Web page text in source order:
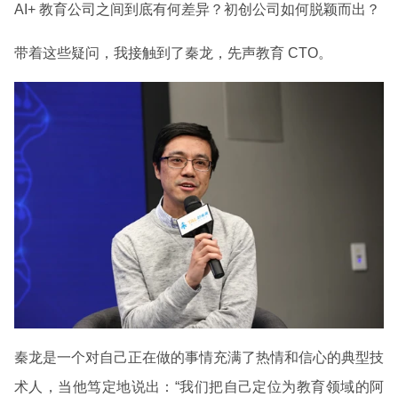
AI+ 教育公司之间到底有何差异？初创公司如何脱颖而出？
带着这些疑问，我接触到了秦龙，先声教育 CTO。
秦龙是一个对自己正在做的事情充满了热情和信心的典型技
术人，当他笃定地说出：“我们把自己定位为教育领域的阿